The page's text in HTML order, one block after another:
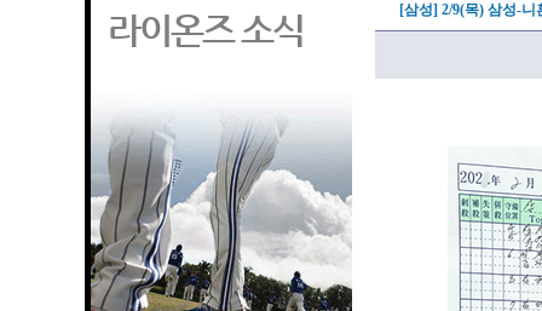
라이온즈 소식 [삼성] 2/9(목) 삼성-니